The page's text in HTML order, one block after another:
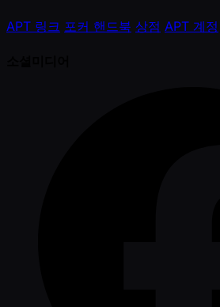
APT 링크 포커 핸드북 상점 APT 계정